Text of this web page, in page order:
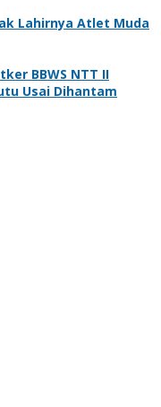
Lahirnya Atlet Muda
BBWS NTT II
Usai Dihantam